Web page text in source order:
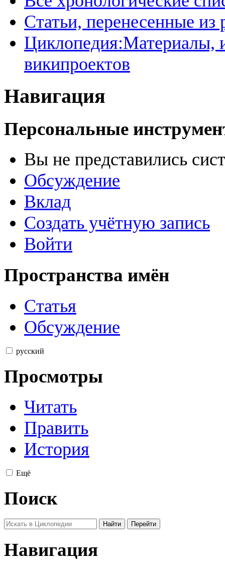
Статьи, перенесенные из
Циклопедия:Материалы,
википроектов
Навигация
Персональные
Вы не представились
Обсуждение
Вклад
Создать учётную запись
Войти
Пространства имён
Статья
Обсуждение
русский
Просмотры
Читать
Править
История
Ещё
Поиск
Навигация